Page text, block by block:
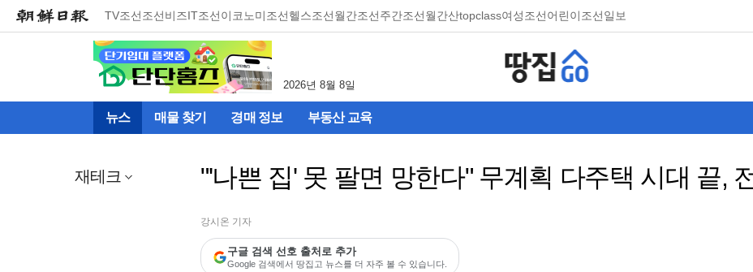
TV조선조선비즈IT조선이코노미조선헬스조선월간조선주간조선월간산topclass여성조선어린이조선일보
2026년 8월 8일
뉴스 매물 찾기 경매 정보 부동산 교육
재테크 "'나쁜 집' 못 팔면 망한다" 무계획 다주택 시대 끝,
강시온 기자
구글 검색 선호 출처로 추가
Google 검색에서 땅집고 뉴스를 더 자주 볼 수 있습니다.